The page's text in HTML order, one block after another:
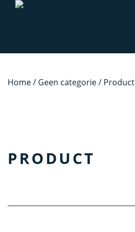
Home/ Geen categorie/ Product
PRODUCT